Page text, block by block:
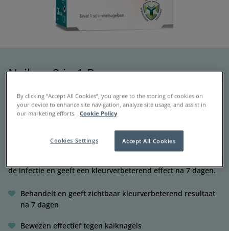
Nailner 2 in 1 Pen
Behandelt en geeft een kleurverbeterend effect
Pen: 1 x 4ml pen
Over producten
de infectie en geeft een kleurverbeterend effect na 7 dagen.
Behandelt en geeft zichtbaar kleurverbeterend resultaat
na 7 dagen
Bewezen effectief tegen kalknagels
By clicking “Accept All Cookies”, you agree to the storing of cookies on
your device to enhance site navigation, analyze site usage, and assist in
our marketing efforts.
Cookie Policy
Accept All Cookies
Cookies Settings